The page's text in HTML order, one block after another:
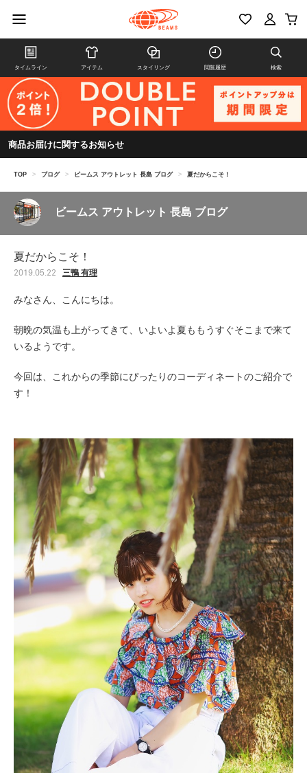
タイムライン アイテム スタイリング 閲覧履歴 検索
商品お届けに関するお知らせ
TOP > ブログ > ビームス アウトレット 長島 ブログ > 夏だからこそ！
ビームス アウトレット 長島 ブログ
夏だからこそ！
2019.05.22 三鴨 有理
みなさん、こんにちは。
朝晩の気温も上がってきて、いよいよ夏ももうすぐそこまで来て
いるようです。
今回は、これからの季節にぴったりのコーディネートのご紹介で
す！